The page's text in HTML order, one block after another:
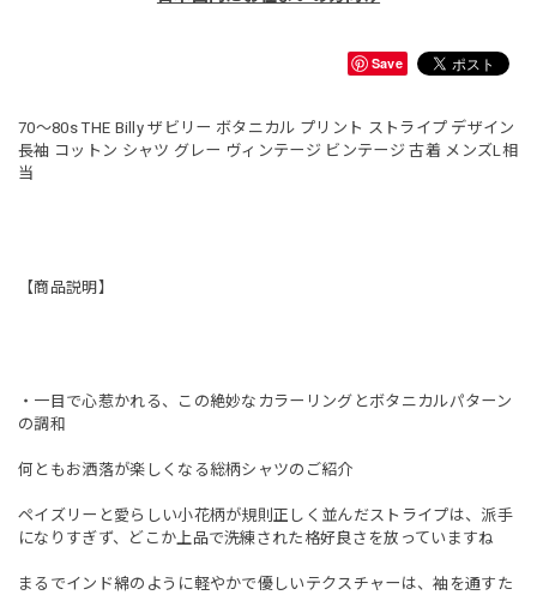
Save
70〜80s THE Billy ザビリー ボタニカル プリント ストライプ デザイン
長袖 コットン シャツ グレー ヴィンテージ ビンテージ 古着 メンズL相
当
【商品説明】
・一目で心惹かれる、この絶妙なカラーリングとボタニカルパターン
の調和
何ともお洒落が楽しくなる総柄シャツのご紹介
ペイズリーと愛らしい小花柄が規則正しく並んだストライプは、派手
になりすぎず、どこか上品で洗練された格好良さを放っていますね
まるでインド綿のように軽やかで優しいテクスチャーは、袖を通すた